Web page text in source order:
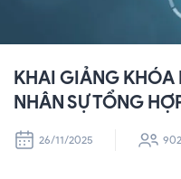
KHAI GIẢNG KHÓA
NHÂN SỰ TỔNG
26/11/2025